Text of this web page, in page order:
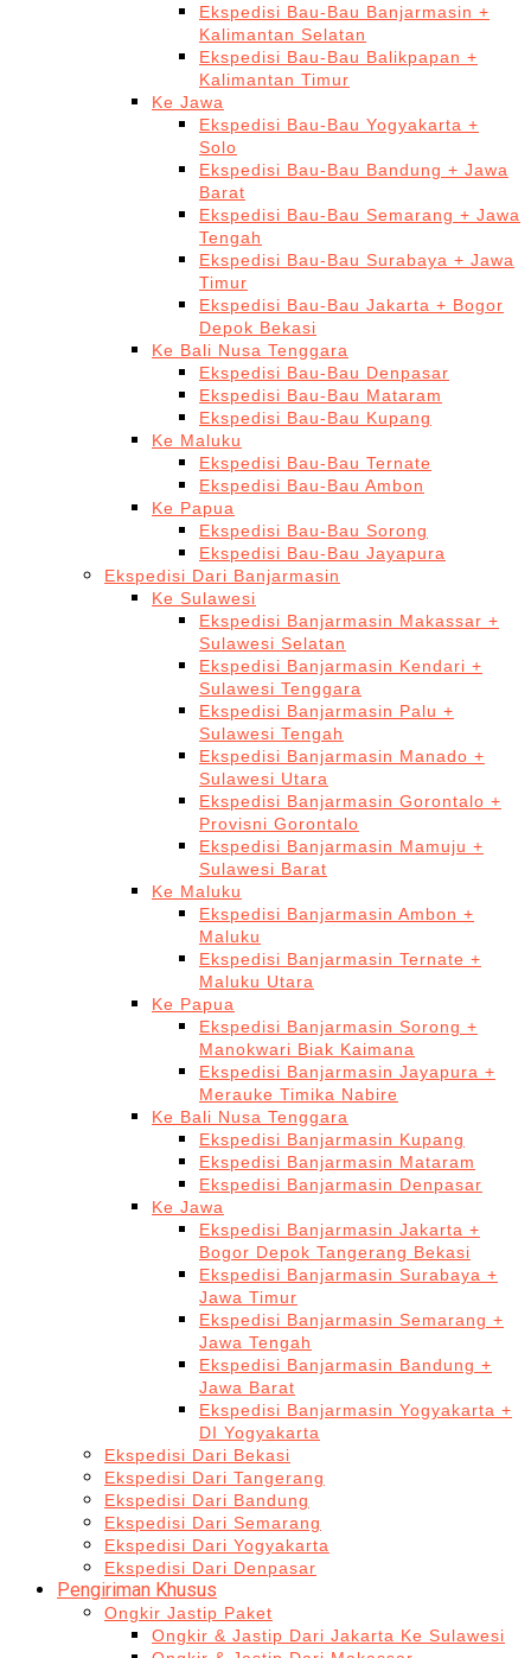
Ekspedisi Bau-Bau Banjarmasin +
Kalimantan Selatan
Ekspedisi Bau-Bau Balikpapan +
Kalimantan Timur
Ke Jawa
Ekspedisi Bau-Bau Yogyakarta +
Solo
Ekspedisi Bau-Bau Bandung + Jawa
Barat
Ekspedisi Bau-Bau Semarang + Jawa
Tengah
Ekspedisi Bau-Bau Surabaya + Jawa
Timur
Ekspedisi Bau-Bau Jakarta + Bogor
Depok Bekasi
Ke Bali Nusa Tenggara
Ekspedisi Bau-Bau Denpasar
Ekspedisi Bau-Bau Mataram
Ekspedisi Bau-Bau Kupang
Ke Maluku
Ekspedisi Bau-Bau Ternate
Ekspedisi Bau-Bau Ambon
Ke Papua
Ekspedisi Bau-Bau Sorong
Ekspedisi Bau-Bau Jayapura
Ekspedisi Dari Banjarmasin
Ke Sulawesi
Ekspedisi Banjarmasin Makassar +
Sulawesi Selatan
Ekspedisi Banjarmasin Kendari +
Sulawesi Tenggara
Ekspedisi Banjarmasin Palu +
Sulawesi Tengah
Ekspedisi Banjarmasin Manado +
Sulawesi Utara
Ekspedisi Banjarmasin Gorontalo +
Provisni Gorontalo
Ekspedisi Banjarmasin Mamuju +
Sulawesi Barat
Ke Maluku
Ekspedisi Banjarmasin Ambon +
Maluku
Ekspedisi Banjarmasin Ternate +
Maluku Utara
Ke Papua
Ekspedisi Banjarmasin Sorong +
Manokwari Biak Kaimana
Ekspedisi Banjarmasin Jayapura +
Merauke Timika Nabire
Ke Bali Nusa Tenggara
Ekspedisi Banjarmasin Kupang
Ekspedisi Banjarmasin Mataram
Ekspedisi Banjarmasin Denpasar
Ke Jawa
Ekspedisi Banjarmasin Jakarta +
Bogor Depok Tangerang Bekasi
Ekspedisi Banjarmasin Surabaya +
Jawa Timur
Ekspedisi Banjarmasin Semarang +
Jawa Tengah
Ekspedisi Banjarmasin Bandung +
Jawa Barat
Ekspedisi Banjarmasin Yogyakarta +
DI Yogyakarta
Ekspedisi Dari Bekasi
Ekspedisi Dari Tangerang
Ekspedisi Dari Bandung
Ekspedisi Dari Semarang
Ekspedisi Dari Yogyakarta
Ekspedisi Dari Denpasar
Pengiriman Khusus
Ongkir Jastip Paket
Ongkir & Jastip Dari Jakarta Ke Sulawesi